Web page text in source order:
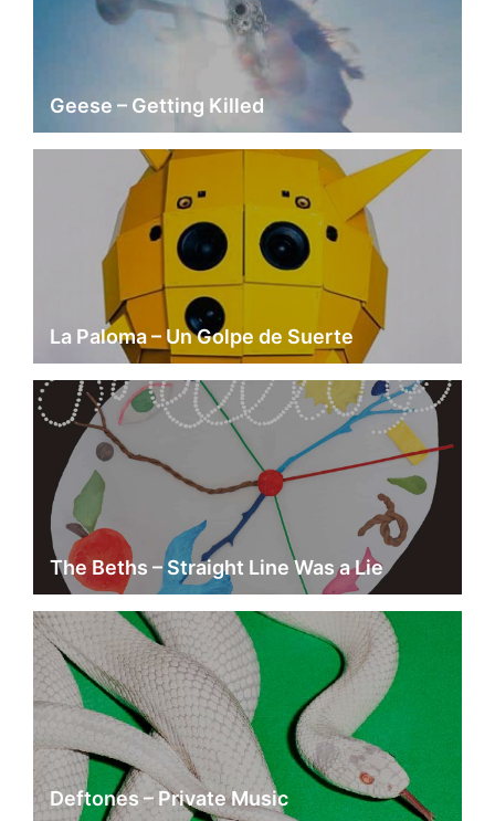
Geese – Getting Killed
La Paloma – Un Golpe de Suerte
The Beths – Straight Line Was a Lie
Deftones – Private Music